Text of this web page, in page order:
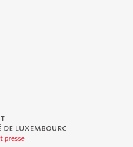
de Luxembourg - Service